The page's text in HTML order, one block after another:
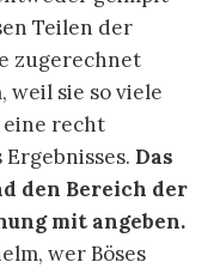
Teilen der
zugerechnet
weil sie so viele
eine recht
Das
den Bereich der
mit angeben.
wer Böses